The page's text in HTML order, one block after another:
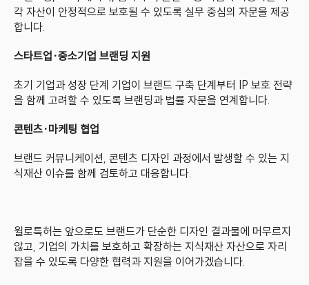
각 자산이 안정적으로 보호될 수 있도록 실무 중심의 자문을 제공
합니다.
스타트업·중소기업 브랜딩 지원
초기 기업과 성장 단계 기업이 브랜드 구축 단계부터 IP 보호 전략
을 함께 고려할 수 있도록 브랜딩과 법률 자문을 연계합니다.
콘텐츠·마케팅 협업
브랜드 커뮤니케이션, 콘텐츠 디자인 과정에서 발생할 수 있는 지
식재산 이슈를 함께 검토하고 대응합니다.
윌로특허는 앞으로도 브랜드가 단순한 디자인 결과물에 머무르지
않고, 기업의 가치를 보호하고 확장하는 지식재산 자산으로 자리
잡을 수 있도록 다양한 협력과 지원을 이어가겠습니다.